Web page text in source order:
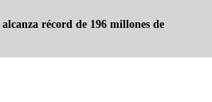
récord de 196 millones de